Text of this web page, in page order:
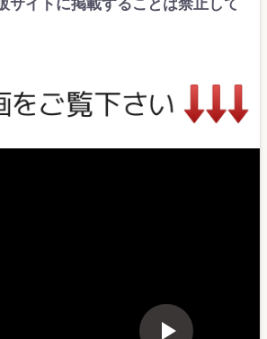
サイトに掲載することは禁止して